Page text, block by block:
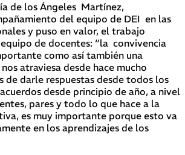
de los Ángeles Martínez,
del equipo de DEI en las
y puso en valor, el trabajo
de docentes: “la convivencia
como así también una
atraviesa desde hace mucho
darle respuestas desde todos los
desde principio de año, a nivel
pares y todo lo que hace a la
es muy importante porque esto va
en los aprendizajes de los